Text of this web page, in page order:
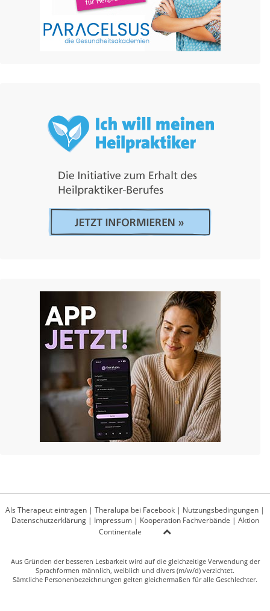
Als Therapeut eintragen | Theralupa bei Facebook | Nutzungsbedingungen |
Datenschutzerklärung| Impressum| Kooperation Fachverbände | Aktion
Continentale
Aus Gründen der besseren Lesbarkeit wird auf die gleichzeitige Verwendung der
Sprachformen männlich, weiblich und divers (m/w/d) verzichtet.
Sämtliche Personenbezeichnungen gelten gleichermaßen für alle Geschlechter.